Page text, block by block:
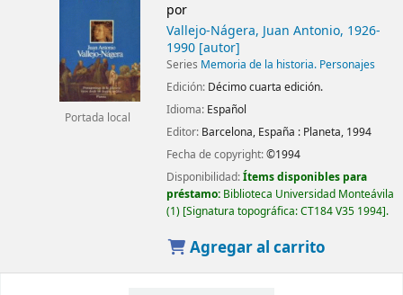
Portada local
por
Vallejo-Nágera, Juan Antonio, 1926-
1990[autor]
Series Memoria de la historia. Personajes
Edición: Décimo cuarta edición.
Idioma: Español
Editor: Barcelona, España : Planeta, 1994
Fecha de copyright:©1994
Disponibilidad:Ítems disponibles para
préstamo: Biblioteca Universidad Monteávila
(1) Signatura topográfica:CT184 V35 1994 .
Agregar al carrito